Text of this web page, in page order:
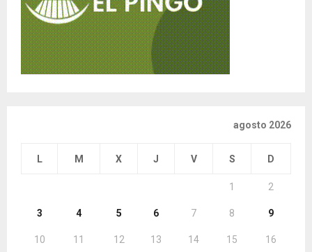
agosto 2026
L M X J V S D
1 2
3 4 5 6 7 8 9
10 11 12 13 14 15 16